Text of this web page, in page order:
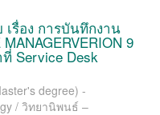
รื่อง การบันทึกงาน
9
Service Desk
degree) -
/ วิทยานิพนธ์ –